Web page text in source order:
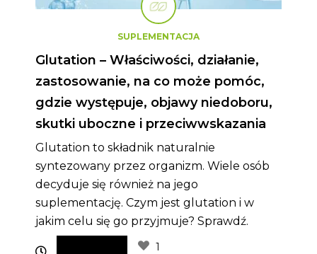
SUPLEMENTACJA
Glutation – Właściwości, działanie,
zastosowanie, na co może pomóc,
gdzie występuje, objawy niedoboru,
skutki uboczne i przeciwwskazania
Glutation to składnik naturalnie
syntezowany przez organizm. Wiele osób
decyduje się również na jego
suplementację. Czym jest glutation i w
jakim celu się go przyjmuje? Sprawdź.
1